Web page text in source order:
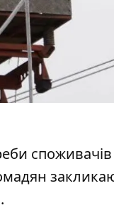
споживачів